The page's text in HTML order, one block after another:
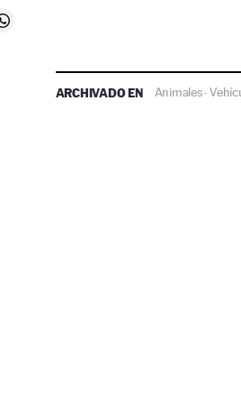
ARCHIVADO EN Animales·